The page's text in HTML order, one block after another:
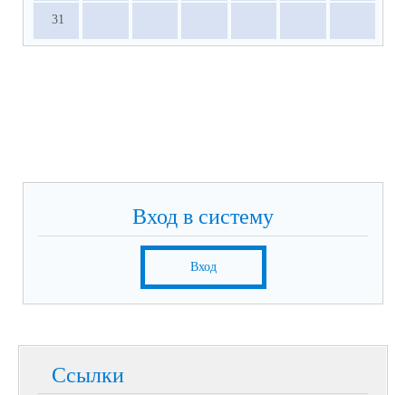
31
Вход в систему
Вход
Ссылки